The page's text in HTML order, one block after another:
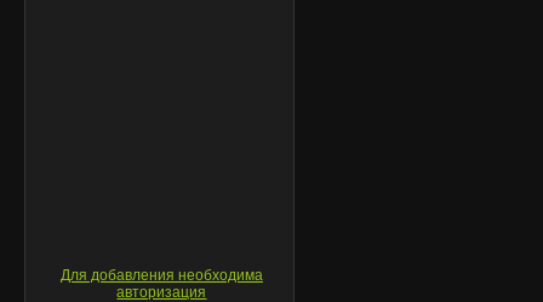
Для добавления необходима
авторизация